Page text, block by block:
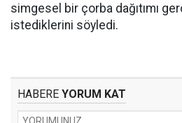
simgesel bir çorba dağıtımı
istediklerini söyledi.
HABERE YORUM KAT